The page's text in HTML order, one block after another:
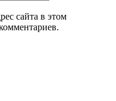
сайта в этом